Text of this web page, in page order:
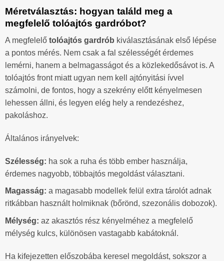
Méretválasztás: hogyan találd meg a
megfelelő tolóajtós gardróbot?
A megfelelő tolóajtós gardrób kiválasztásának első lépése
a pontos mérés. Nem csak a fal szélességét érdemes
lemérni, hanem a belmagasságot és a közlekedősávot is. A
tolóajtós front miatt ugyan nem kell ajtónyitási ívvel
számolni, de fontos, hogy a szekrény előtt kényelmesen
lehessen állni, és legyen elég hely a rendezéshez,
pakoláshoz.
Általános irányelvek:
Szélesség: ha sok a ruha és több ember használja,
érdemes nagyobb, többajtós megoldást választani.
Magasság: a magasabb modellek felül extra tárolót adnak
ritkábban használt holmiknak (bőrönd, szezonális dobozok).
Mélység: az akasztós rész kényelméhez a megfelelő
mélység kulcs, különösen vastagabb kabátoknál.
Ha kifejezetten előszobába keresel megoldást, sokszor a